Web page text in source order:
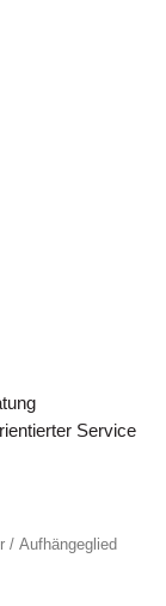
Service
/ Aufhängeglied